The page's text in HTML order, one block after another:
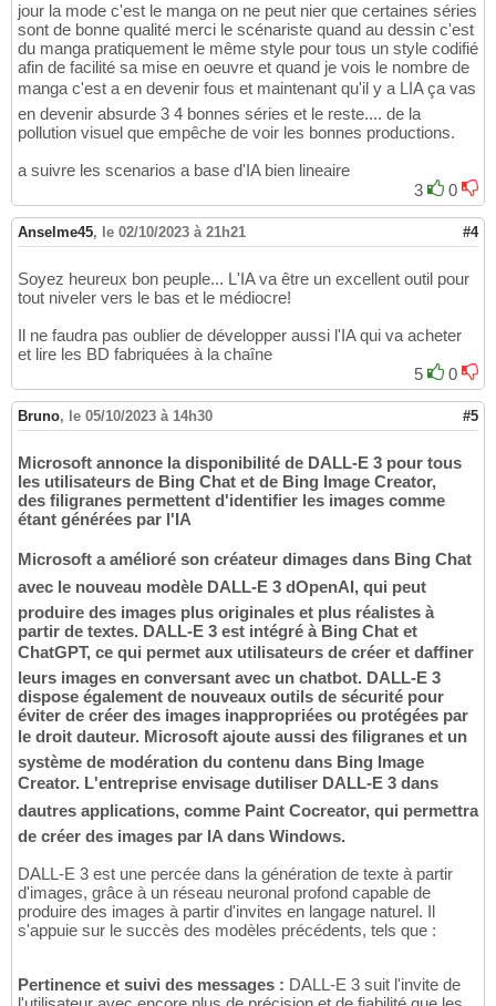
jour la mode c'est le manga on ne peut nier que certaines séries
sont de bonne qualité merci le scénariste quand au dessin c'est
du manga pratiquement le même style pour tous un style codifié
afin de facilité sa mise en oeuvre et quand je vois le nombre de
manga c'est a en devenir fous et maintenant qu'il y a LIA ça vas
en devenir absurde 3 4 bonnes séries et le reste.... de la
pollution visuel que empêche de voir les bonnes productions.
a suivre les scenarios a base d'IA bien lineaire
3
0
Anselme45, le 02/10/2023 à 21h21 #4
Soyez heureux bon peuple... L'IA va être un excellent outil pour
tout niveler vers le bas et le médiocre!
Il ne faudra pas oublier de développer aussi l'IA qui va acheter
et lire les BD fabriquées à la chaîne
5
0
Bruno, le 05/10/2023 à 14h30 #5
Microsoft annonce la disponibilité de DALL-E 3 pour tous
les utilisateurs de Bing Chat et de Bing Image Creator,
des filigranes permettent d'identifier les images comme
étant générées par l'IA
Microsoft a amélioré son créateur dimages dans Bing Chat
avec le nouveau modèle DALL-E 3 dOpenAI, qui peut
produire des images plus originales et plus réalistes à
partir de textes. DALL-E 3 est intégré à Bing Chat et
ChatGPT, ce qui permet aux utilisateurs de créer et daffiner
leurs images en conversant avec un chatbot. DALL-E 3
dispose également de nouveaux outils de sécurité pour
éviter de créer des images inappropriées ou protégées par
le droit dauteur. Microsoft ajoute aussi des filigranes et un
système de modération du contenu dans Bing Image
Creator. L'entreprise envisage dutiliser DALL-E 3 dans
dautres applications, comme Paint Cocreator, qui permettra
de créer des images par IA dans Windows.
DALL-E 3 est une percée dans la génération de texte à partir
d'images, grâce à un réseau neuronal profond capable de
produire des images à partir d'invites en langage naturel. Il
s'appuie sur le succès des modèles précédents, tels que :
Pertinence et suivi des messages : DALL-E 3 suit l'invite de